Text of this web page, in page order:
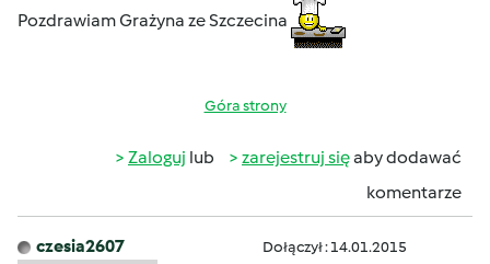
Pozdrawiam Grażyna ze Szczecina
Góra strony
Zaloguj lub zarejestruj sięaby dodawać
komentarze
czesia2607 Dołączył : 14.01.2015